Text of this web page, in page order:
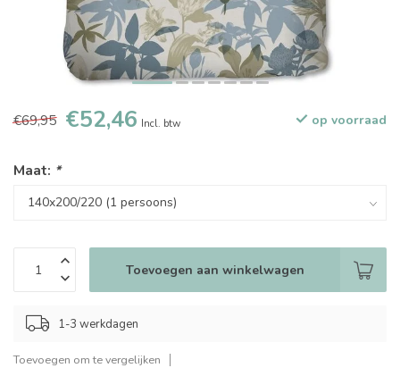
€69,95 €52,46 Incl. btw op voorraad
Maat: *
Toevoegen aan winkelwagen
1-3 werkdagen
Toevoegen om te vergelijken